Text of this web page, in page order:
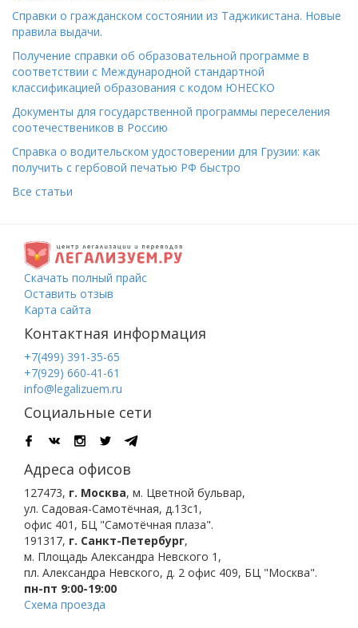
Справки о гражданском состоянии из Таджикистана. Новые
правила выдачи.
Получение справки об образовательной программе в
соответствии с Международной стандартной
классификацией образования с кодом ЮНЕСКО
Документы для государственной программы переселения
соотечествеников в Россию
Справка о водительском удостоверении для Грузии: как
получить с гербовой печатью РФ быстро
Все статьи
Скачать полный прайс
Оставить отзыв
Карта сайта
Контактная информация
+7(499) 391-35-65
+7(929) 660-41-61
info@legalizuem.ru
Социальные сети
Адреса офисов
127473, г. Москва, м. Цветной бульвар,
ул. Садовая-Самотёчная, д.13с1,
офис 401, БЦ "Самотёчная плаза".
191317, г. Санкт-Петербург,
м. Площадь Александра Невского 1 ,
пл. Александра Невского, д. 2 офис 409, БЦ "Москва".
пн-пт 9:00-19:00
Схема проезда